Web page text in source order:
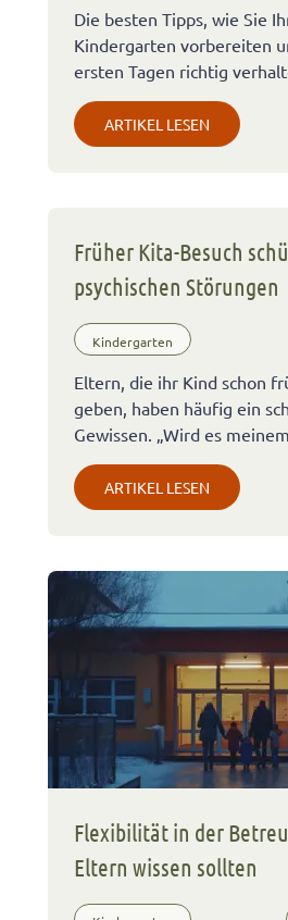
Die besten Tipps, wie Sie
Kindergarten vorbereiten
ersten Tagen richtig
ARTIKEL LESEN
Früher Kita-Besuch
psychischen Störungen
Kindergarten
Eltern, die ihr Kind schon
geben, haben häufig ein
Gewissen. „Wird es
ARTIKEL LESEN
Flexibilität in der
Eltern wissen sollten